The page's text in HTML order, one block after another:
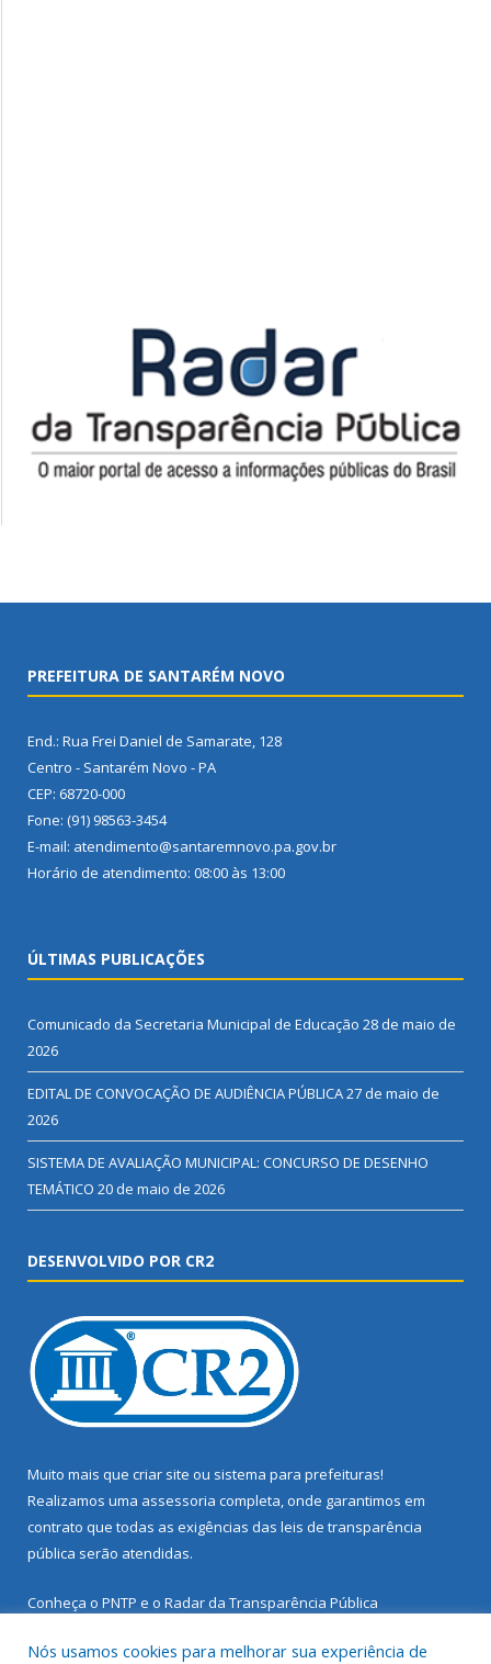
PREFEITURA DE SANTARÉM NOVO
End.: Rua Frei Daniel de Samarate, 128
Centro - Santarém Novo - PA
CEP: 68720-000
Fone: (91) 98563-3454
E-mail: atendimento@santaremnovo.pa.gov.br
Horário de atendimento: 08:00 às 13:00
ÚLTIMAS PUBLICAÇÕES
Comunicado da Secretaria Municipal de Educação 28 de maio de
2026
EDITAL DE CONVOCAÇÃO DE AUDIÊNCIA PÚBLICA27 de maio de
2026
SISTEMA DE AVALIAÇÃO MUNICIPAL: CONCURSO DE DESENHO
TEMÁTICO 20 de maio de 2026
DESENVOLVIDO POR CR2
Muito mais que criar site ou sistema para prefeituras!
Realizamos uma assessoria completa, onde garantimos em
contrato que todas as exigências das leis de transparência
pública serão atendidas.
Conheça o PNTP e o Radar da Transparência Pública
Nós usamos cookies para melhorar sua experiência de